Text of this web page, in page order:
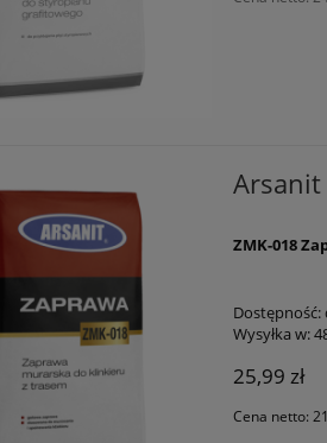
ZMK-018
Dostępność:
Wysyłka w:
25,99 zł
Cena netto: